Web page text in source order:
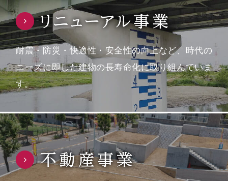
耐震・防災・快適性・安全性の向上など、時代の
ニーズに即した建物の長寿命化に取り組んでいま
す。